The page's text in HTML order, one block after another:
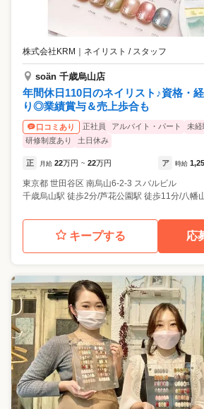
株式会社KRM ｜ ネイリスト / スタッフ
soän 千歳烏山店
年間休日110日のネイリスト♪資格・
り◎業績賞与＆売上歩合も
口コミあり 正社員 アルバイト・パート 未経
研修制度あり
土日休み
正 月給 22万円 ~ 22万円 ア 時給
東京都 世田谷区 南烏山6-2-3 スバルビル
千歳烏山駅 徒歩2分/芦花公園駅 徒歩11分/八幡
キープする 応